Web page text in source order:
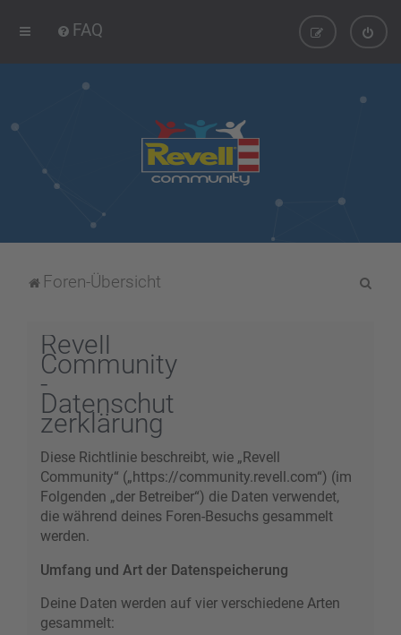
FAQ
Foren-Übersicht
Revell
Community
-
Datenschut
zerklärung
Diese Richtlinie beschreibt, wie „Revell
Community“ („https://community.revell.com“) (im
Folgenden „der Betreiber“) die Daten verwendet,
die während deines Foren-Besuchs gesammelt
werden.
Umfang und Art der Datenspeicherung
Deine Daten werden auf vier verschiedene Arten
gesammelt: